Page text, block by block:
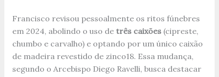
Francisco revisou pessoalmente os ritos fúnebres
em 2024, abolindo o uso de três caixões(cipreste,
chumbo e carvalho) e optando por um único caixão
de madeira revestido de zinco18. Essa mudança,
segundo o Arcebispo Diego Ravelli, busca destacar